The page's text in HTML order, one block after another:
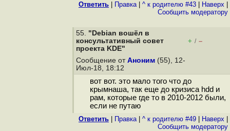
Ответить Правка| ^ к родителю #43 Наверх
Cообщить модератору
55. "Debian вошёл в
консультативный cовет
проекта KDE"
+ / –
Сообщение от Аноним (55), 12-
Июл-18, 18:12
вот вот. это мало того что до
крымнаша, так еще до кризиса hdd и
рам, которые где то в 2010-2012 были,
если не путаю
Ответить Правка| ^ к родителю #49 Наверх
Cообщить модератору